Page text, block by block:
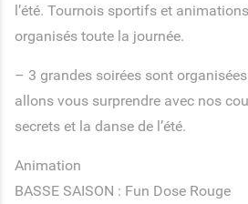
l’été. Tournois sportifs et
organisés toute la journée.
– 3 grandes soirées sont
allons vous surprendre avec nos
secrets et la danse de l’été.
Animation
BASSE SAISON : Fun Dose Rouge